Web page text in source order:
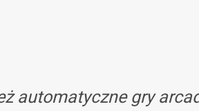
automatyczne gry